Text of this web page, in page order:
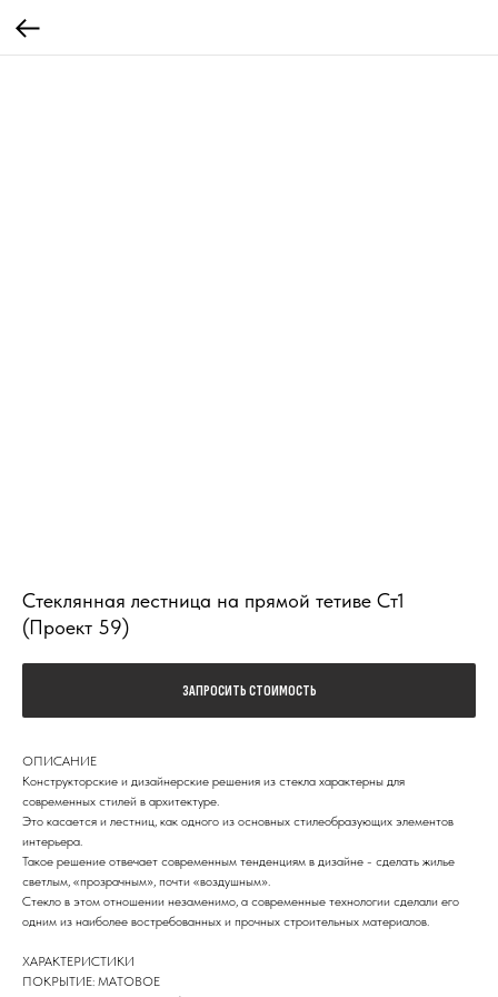
Стеклянная лестница на прямой тетиве Ст1
(Проект 59)
ЗАПРОСИТЬ СТОИМОСТЬ
ОПИСАНИЕ
Конструкторские и дизайнерские решения из стекла характерны для
современных стилей в архитектуре.
Это касается и лестниц, как одного из основных стилеобразующих элементов
интерьера.
Такое решение отвечает современным тенденциям в дизайне - сделать жилье
светлым, «прозрачным», почти «воздушным».
Стекло в этом отношении незаменимо, а современные технологии сделали его
одним из наиболее востребованных и прочных строительных материалов.
ХАРАКТЕРИСТИКИ
ПОКРЫТИЕ: МАТОВОЕ